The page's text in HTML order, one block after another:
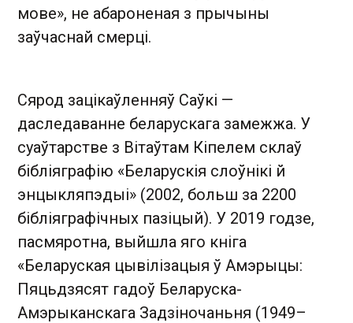
мове», не абароненая з прычыны
заўчаснай смерці.
Сярод зацікаўленняў Саўкі —
даследаванне беларускага замежжа. У
суаўтарстве з Вітаўтам Кіпелем склаў
бібліяграфію «Беларускія слоўнікі й
энцыкляпэдыі» (2002, больш за 2200
бібліяграфічных пазіцый). У 2019 годзе,
пасмяротна, выйшла яго кніга
«Беларуская цывілізацыя ў Амэрыцы:
Пяцьдзясят гадоў Беларуска-
Амэрыканскага Задзіночаньня (1949–